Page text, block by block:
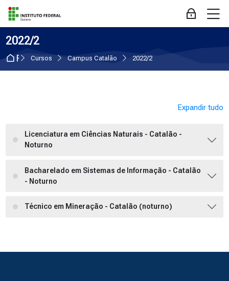
Skip to navigation
Skip to login form
Ir para o conteúdo principal
Skip to accessibility options
Skip to footer
Skip accessibility options
Acessar
2022/2
Página inicial
Cursos Campus Catalão 2022/2
Expandir tudo
Licenciatura em Ciências Naturais - Catalão -
Noturno
Bacharelado em Sistemas de Informação - Catalão
- Noturno
Técnico em Mineração - Catalão (noturno)